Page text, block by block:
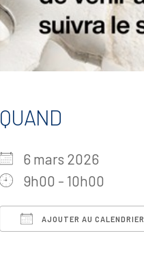
QUAND
6 mars 2026
9h00 - 10h00
AJOUTER AU CALENDRIER